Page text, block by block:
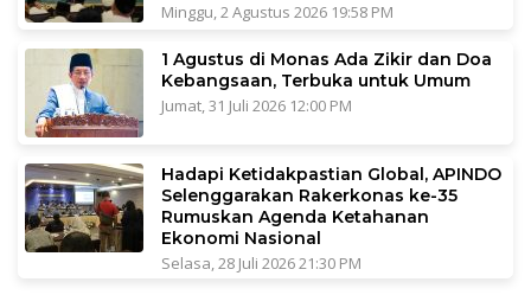
Minggu, 2 Agustus 2026 19:58 PM
1 Agustus di Monas Ada Zikir dan Doa
Kebangsaan, Terbuka untuk Umum
Jumat, 31 Juli 2026 12:00 PM
Hadapi Ketidakpastian Global, APINDO
Selenggarakan Rakerkonas ke-35
Rumuskan Agenda Ketahanan
Ekonomi Nasional
Selasa, 28 Juli 2026 21:30 PM